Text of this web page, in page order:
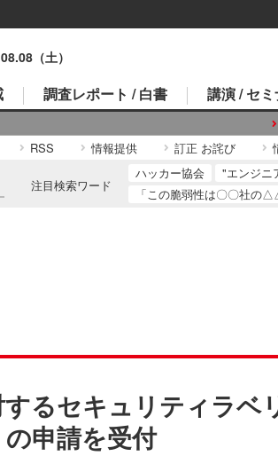
（土）
調査レポート / 白書 講演 / セ
RSS 情報提供 訂正 お詫び
注目検索ワード
ハッカー協会 "エンジニ
「この脆弱性は〇〇社の
るセキュリティラベ
申請を受付